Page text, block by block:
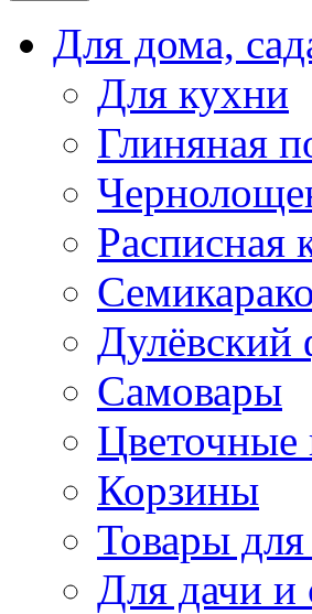
Для дома,
Для кухни
Глиняная
Расписная
Дулёвский
Самовары
Цветочные
Корзины
Товары
Для дачи и